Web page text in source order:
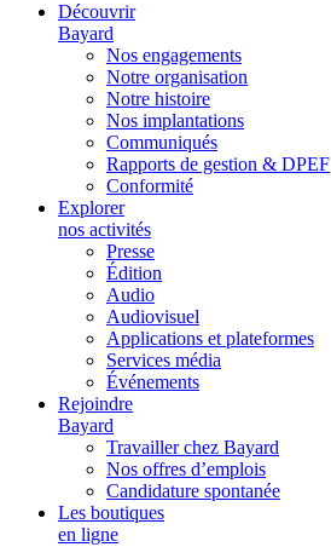
Découvrir
Bayard
Nos engagements
Notre organisation
Notre histoire
Nos implantations
Communiqués
Rapports de gestion & DPEF
Conformité
Explorer
nos activités
Presse
Édition
Audio
Audiovisuel
Applications et plateformes
Services média
Événements
Rejoindre
Bayard
Travailler chez Bayard
Nos offres d’emplois
Candidature spontanée
Les boutiques
en ligne